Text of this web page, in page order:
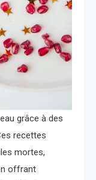
grâce à des
recettes
mortes,
offrant